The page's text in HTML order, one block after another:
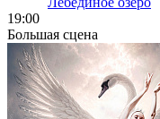
19:00
Большая сцена